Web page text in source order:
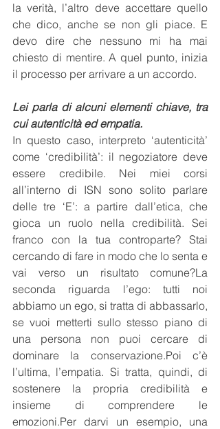
la verità, l’altro deve accettare quello
che dico, anche se non gli piace. E
devo dire che nessuno mi ha mai
chiesto di mentire. A quel punto, inizia
il processo per arrivare a un accordo.
Lei parla di alcuni elementi chiave, tra
cui autenticità ed empatia.
In questo caso, interpreto ‘autenticità’
come ‘credibilità’: il negoziatore deve
essere credibile. Nei miei corsi
all’interno di ISN sono solito parlare
delle tre ‘E’: a partire dall’etica, che
gioca un ruolo nella credibilità. Sei
franco con la tua controparte? Stai
cercando di fare in modo che lo senta e
vai verso un risultato comune?La
seconda riguarda l’ego: tutti noi
abbiamo un ego, si tratta di abbassarlo,
se vuoi metterti sullo stesso piano di
una persona non puoi cercare di
dominare la conservazione.Poi c’è
l’ultima, l’empatia. Si tratta, quindi, di
sostenere la propria credibilità e
insieme di comprendere le
emozioni.Per darvi un esempio, una